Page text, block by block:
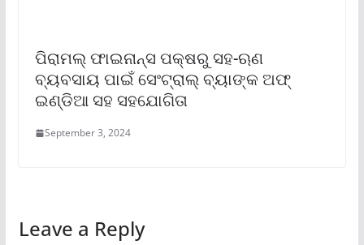
ପିରାମଲ୍ ଫାଇନାନ୍ସ ପକ୍ଷରୁ ସହ-ଋଣ
ବ୍ୟବସାୟ ପାଇଁ ସେଂଟ୍ରାଲ୍ ବ୍ୟାଙ୍କ ଅଫ୍
ଇଣ୍ଡିଆ ସହ ସହଯୋଗିତା
September 3, 2024
Leave a Reply